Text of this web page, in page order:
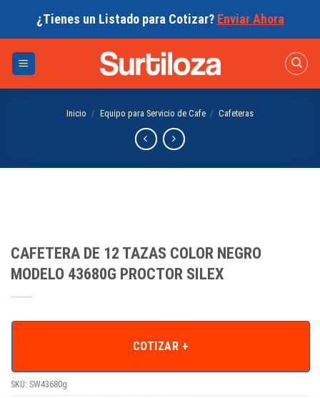
¿Tienes un Listado para Cotizar? Enviar Ahora
Inicio / Equipo para Servicio de Cafe / Cafeteras
CAFETERA DE 12 TAZAS COLOR NEGRO
MODELO 43680G PROCTOR SILEX
COTIZAR +
SKU: SW43680g